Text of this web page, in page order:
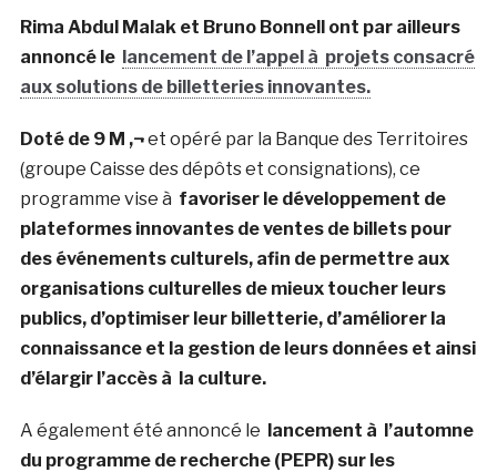
Rima Abdul Malak et Bruno Bonnell ont par ailleurs
annoncé le lancement de l’appel à projets consacré
aux solutions de billetteries innovantes.
Doté de 9 M ‚¬et opéré par la Banque des Territoires
(groupe Caisse des dépôts et consignations), ce
programme vise à favoriser le développement de
plateformes innovantes de ventes de billets pour
des événements culturels, afin de permettre aux
organisations culturelles de mieux toucher leurs
publics, d’optimiser leur billetterie, d’améliorer la
connaissance et la gestion de leurs données et ainsi
d’élargir l’accès à la culture.
A également été annoncé le lancement à l’automne
du programme de recherche (PEPR) sur les